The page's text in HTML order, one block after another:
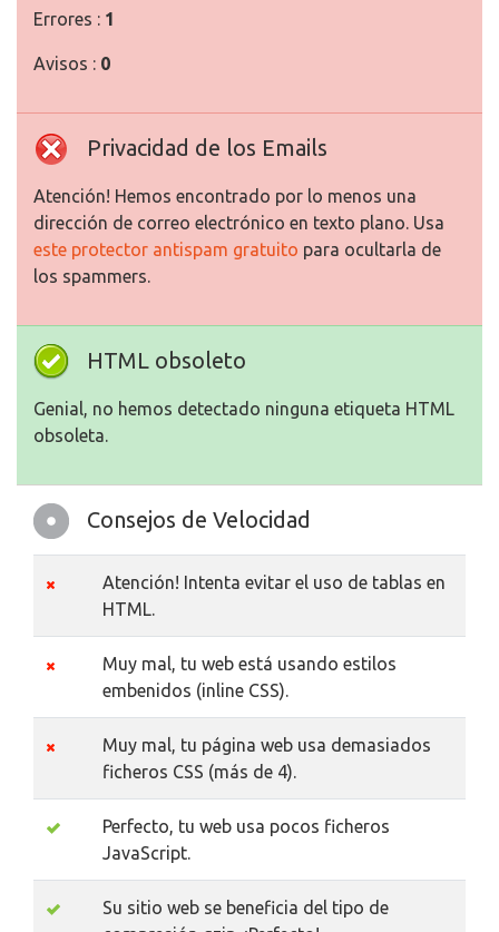
Errores : 1
Avisos : 0
Privacidad de los Emails
Atención! Hemos encontrado por lo menos una
dirección de correo electrónico en texto plano. Usa
este protector antispam gratuito para ocultarla de
los spammers.
HTML obsoleto
Genial, no hemos detectado ninguna etiqueta HTML
obsoleta.
Consejos de Velocidad
Atención! Intenta evitar el uso de tablas en
HTML.
Muy mal, tu web está usando estilos
embenidos (inline CSS).
Muy mal, tu página web usa demasiados
ficheros CSS (más de 4).
Perfecto, tu web usa pocos ficheros
JavaScript.
Su sitio web se beneficia del tipo de